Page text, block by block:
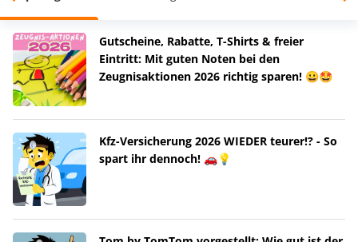
Gutscheine, Rabatte, T-Shirts & freier
Eintritt: Mit guten Noten bei den
Zeugnisaktionen 2026 richtig sparen! 😀🤩
Kfz-Versicherung 2026 WIEDER teurer!? - So
spart ihr dennoch! 🚗💡